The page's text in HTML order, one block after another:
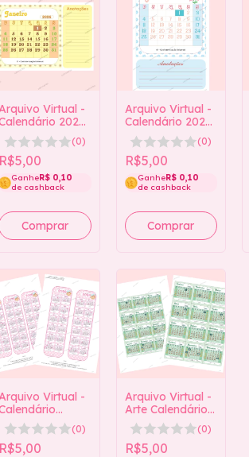
Virtual -
2026
tamanho A4
Amarelo
(0)
R$5,00
GanheR$ 0,10
de cashback
Arquivo Virtual -
Calendário 2026
tamanho A4 Azul
(0)
R$5,00
GanheR$ 0,10
de cashback
Virtual -
Marca-Páginas
2026 (Rosa) (0)
R$5,00
Arquivo Virtual -
Arte Calendário
2026 (Verde) 2
tamanhos
(0)
R$5,00